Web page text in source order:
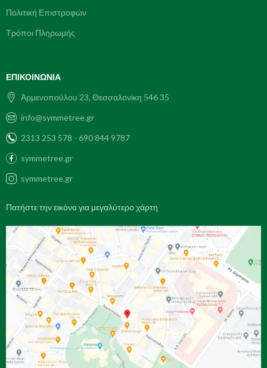
Πολιτική Επιστροφών
Τρόποι Πληρωμής
ΕΠΙΚΟΙΝΩΝΊΑ
Ἀρμενοπούλου 23, Θεσσαλονίκη 546 35
info@symmetree.gr
2313 253 578 - 690 844 9787
symmetree.gr
symmetree.gr
Πατήστε την εικόνα για μεγαλύτερο χάρτη